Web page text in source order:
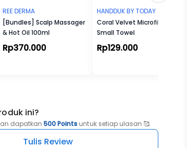
REE DERMA
[Bundles] Scalp Massager
& Hot Oil 100ml
Rp370.000
HANDDUK BY TODAY
Coral Velvet Microfiber
Small Towel
Rp129.000
ini?
dapatkan 500 Points untuk setiap ulasan 🥰
Tulis Review